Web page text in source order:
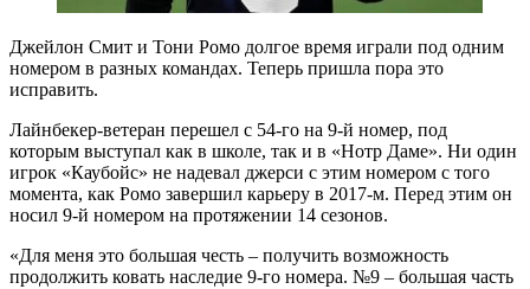
Джейлон Смит и Тони Ромо долгое время играли под одним
номером в разных командах. Теперь пришла пора это
исправить.
Лайнбекер-ветеран перешел с 54-го на 9-й номер, под
которым выступал как в школе, так и в «Нотр Даме». Ни один
игрок «Каубойс» не надевал джерси с этим номером с того
момента, как Ромо завершил карьеру в 2017-м. Перед этим он
носил 9-й номером на протяжении 14 сезонов.
«Для меня это большая честь – получить возможность
продолжить ковать наследие 9-го номера. №9 – большая часть